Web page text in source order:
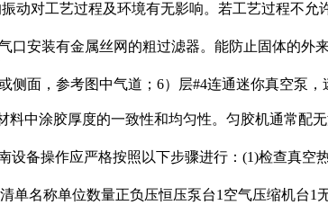
振动对工艺过程及环境有无影响。若工艺过程不
口安装有金属丝网的粗过滤器。能防止固体的外
侧面，参考图中气道；6）层#4连通迷你真空泵
料中涂胶厚度的一致性和均匀性。匀胶机通常配
设备操作应严格按照以下步骤进行：(1)检查真空
单名称单位数量正负压恒压泵台1空气压缩机台1